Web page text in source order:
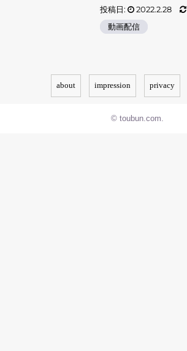
投稿日:
2022.2.28
動画配信
about impression privacy
© toubun.com.